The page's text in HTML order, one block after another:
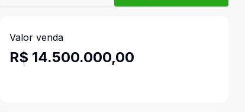
Valor venda
R$ 14.500.000,00